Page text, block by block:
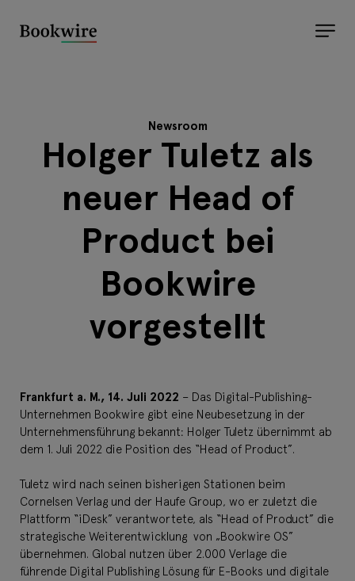
Newsroom
Holger Tuletz als
neuer Head of
Product bei
Bookwire
vorgestellt
Frankfurt a. M., 14. Juli 2022 – Das Digital-Publishing-
Unternehmen Bookwire gibt eine Neubesetzung in der
Unternehmensführung bekannt: Holger Tuletz übernimmt ab
dem 1. Juli 2022 die Position des “Head of Product”.
Tuletz wird nach seinen bisherigen Stationen beim
Cornelsen Verlag und der Haufe Group, wo er zuletzt die
Plattform “iDesk” verantwortete, als “Head of Product” die
strategische Weiterentwicklung von „Bookwire OS”
übernehmen. Global nutzen über 2.000 Verlage die
führende Digital Publishing Lösung für E-Books und digitale